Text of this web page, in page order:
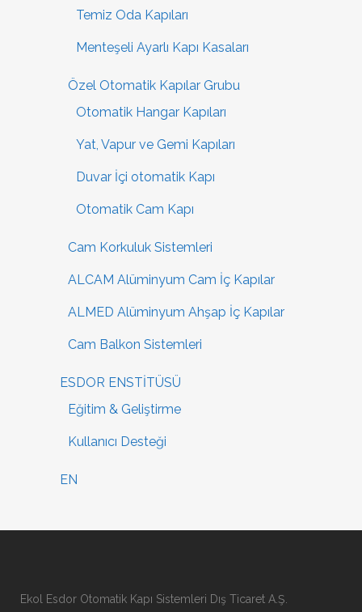
Temiz Oda Kapıları
Menteşeli Ayarlı Kapı Kasaları
Özel Otomatik Kapılar Grubu
Otomatik Hangar Kapıları
Yat, Vapur ve Gemi Kapıları
Duvar İçi otomatik Kapı
Otomatik Cam Kapı
Cam Korkuluk Sistemleri
ALCAM Alüminyum Cam İç Kapılar
ALMED Alüminyum Ahşap İç Kapılar
Cam Balkon Sistemleri
ESDOR ENSTİTÜSÜ
Eğitim & Geliştirme
Kullanıcı Desteği
EN
Ekol Esdor Otomatik Kapı Sistemleri Dış Ticaret A.Ş.